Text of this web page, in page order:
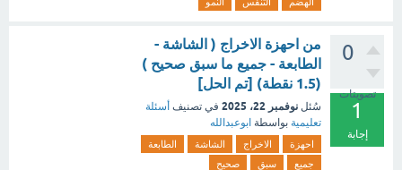
0
تصويتات
1
إجابة
من احهزة الاخراج ( الشاشة -
الطابعة - جميع ما سبق صحيح )
(1.5 نقطة) [تم الحل]
سُئل نوفمبر 22، 2025 في تصنيف أسئلة
تعليمية بواسطة ابوعبدالله
احهزة الاخراج الشاشة
الطابعة
جميع
سبق صحيح